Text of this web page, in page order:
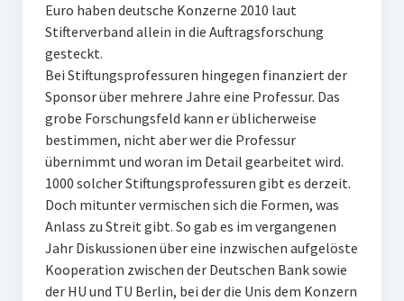
Euro haben deutsche Konzerne 2010 laut
Stifterverband allein in die Auftragsforschung
gesteckt.
Bei Stiftungsprofessuren hingegen finanziert der
Sponsor über mehrere Jahre eine Professur. Das
grobe Forschungsfeld kann er üblicherweise
bestimmen, nicht aber wer die Professur
übernimmt und woran im Detail gearbeitet wird.
1000 solcher Stiftungsprofessuren gibt es derzeit.
Doch mitunter vermischen sich die Formen, was
Anlass zu Streit gibt. So gab es im vergangenen
Jahr Diskussionen über eine inzwischen aufgelöste
Kooperation zwischen der Deutschen Bank sowie
der HU und TU Berlin, bei der die Unis dem Konzern